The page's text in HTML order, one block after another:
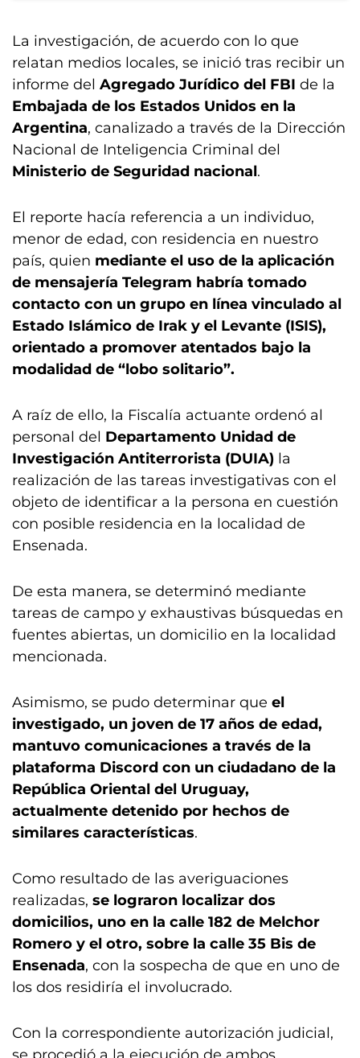
La investigación, de acuerdo con lo que
relatan medios locales, se inició tras recibir un
informe del Agregado Jurídico del FBI de la
Embajada de los Estados Unidos en la
Argentina, canalizado a través de la Dirección
Nacional de Inteligencia Criminal del
Ministerio de Seguridad nacional.
El reporte hacía referencia a un individuo,
menor de edad, con residencia en nuestro
país, quien mediante el uso de la aplicación
de mensajería Telegram habría tomado
contacto con un grupo en línea vinculado al
Estado Islámico de Irak y el Levante (ISIS),
orientado a promover atentados bajo la
modalidad de “lobo solitario”.
A raíz de ello, la Fiscalía actuante ordenó al
personal del Departamento Unidad de
Investigación Antiterrorista (DUIA) la
realización de las tareas investigativas con el
objeto de identificar a la persona en cuestión
con posible residencia en la localidad de
Ensenada.
De esta manera, se determinó mediante
tareas de campo y exhaustivas búsquedas en
fuentes abiertas, un domicilio en la localidad
mencionada.
Asimismo, se pudo determinar que el
investigado, un joven de 17 años de edad,
mantuvo comunicaciones a través de la
plataforma Discord con un ciudadano de la
República Oriental del Uruguay,
actualmente detenido por hechos de
similares características.
Como resultado de las averiguaciones
realizadas, se lograron localizar dos
domicilios, uno en la calle 182 de Melchor
Romero y el otro, sobre la calle 35 Bis de
Ensenada, con la sospecha de que en uno de
los dos residiría el involucrado.
Con la correspondiente autorización judicial,